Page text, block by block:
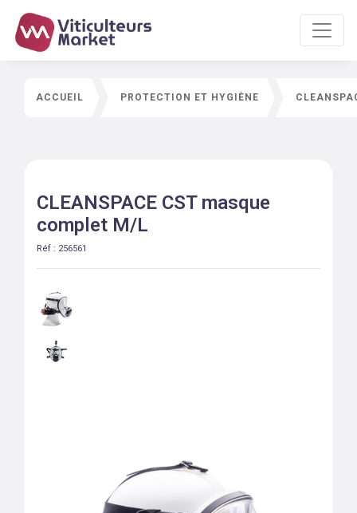
ACCUEIL PROTECTION ET HYGIÈNE
CLEANSPACE CST masque
complet M/L
Réf : 256561